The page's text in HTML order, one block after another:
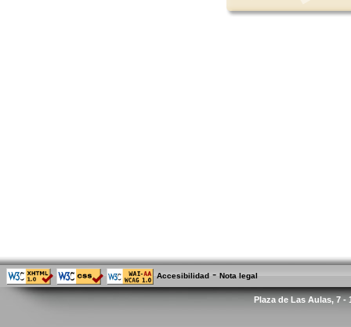
Accesibilidad - Nota legal
Plaza de Las Aulas, 7 -